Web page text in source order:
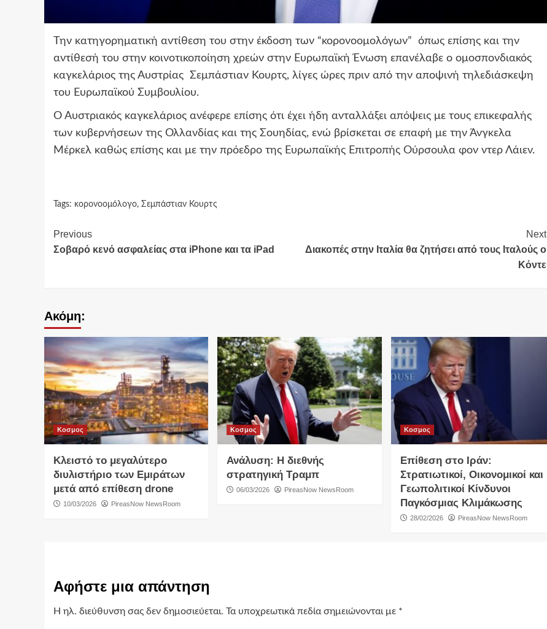
Την κατηγορηματική αντίθεση του στην έκδοση των “κορονοομολόγων” όπως επίσης και την
αντίθεσή του στην κοινοτικοποίηση χρεών στην Ευρωπαϊκή Ένωση επανέλαβε ο ομοσπονδιακός
καγκελάριος της Αυστρίας Σεμπάστιαν Κουρτς, λίγες ώρες πριν από την αποψινή τηλεδιάσκεψη
του Ευρωπαϊκού Συμβουλίου.
Ο Αυστριακός καγκελάριος ανέφερε επίσης ότι έχει ήδη ανταλλάξει απόψεις με τους επικεφαλής
των κυβερνήσεων της Ολλανδίας και της Σουηδίας, ενώ βρίσκεται σε επαφή με την Άνγκελα
Μέρκελ καθώς επίσης και με την πρόεδρο της Ευρωπαϊκής Επιτροπής Ούρσουλα φον ντερ Λάιεν.
Tags: κορονοομόλογο, Σεμπάστιαν Κουρτς
Continue
Reading
Previous
Σοβαρό κενό ασφαλείας στα iPhone και τα iPad
Next
Διακοπές στην Ιταλία θα ζητήσει από τους Ιταλούς ο
Κόντε
Ακόμη:
Κοσμος
Κλειστό το μεγαλύτερο
διυλιστήριο των Εμιράτων
μετά από επίθεση drone
10/03/2026 PireasNow NewsRoom
Κοσμος
Ανάλυση: Η διεθνής
στρατηγική Τραμπ
06/03/2026 PireasNow NewsRoom
Κοσμος
Επίθεση στο Ιράν:
Στρατιωτικοί, Οικονομικοί και
Γεωπολιτικοί Κίνδυνοι
Παγκόσμιας Κλιμάκωσης
28/02/2026 PireasNow NewsRoom
Αφήστε μια απάντηση
Η ηλ. διεύθυνση σας δεν δημοσιεύεται. Τα υποχρεωτικά πεδία σημειώνονται με *